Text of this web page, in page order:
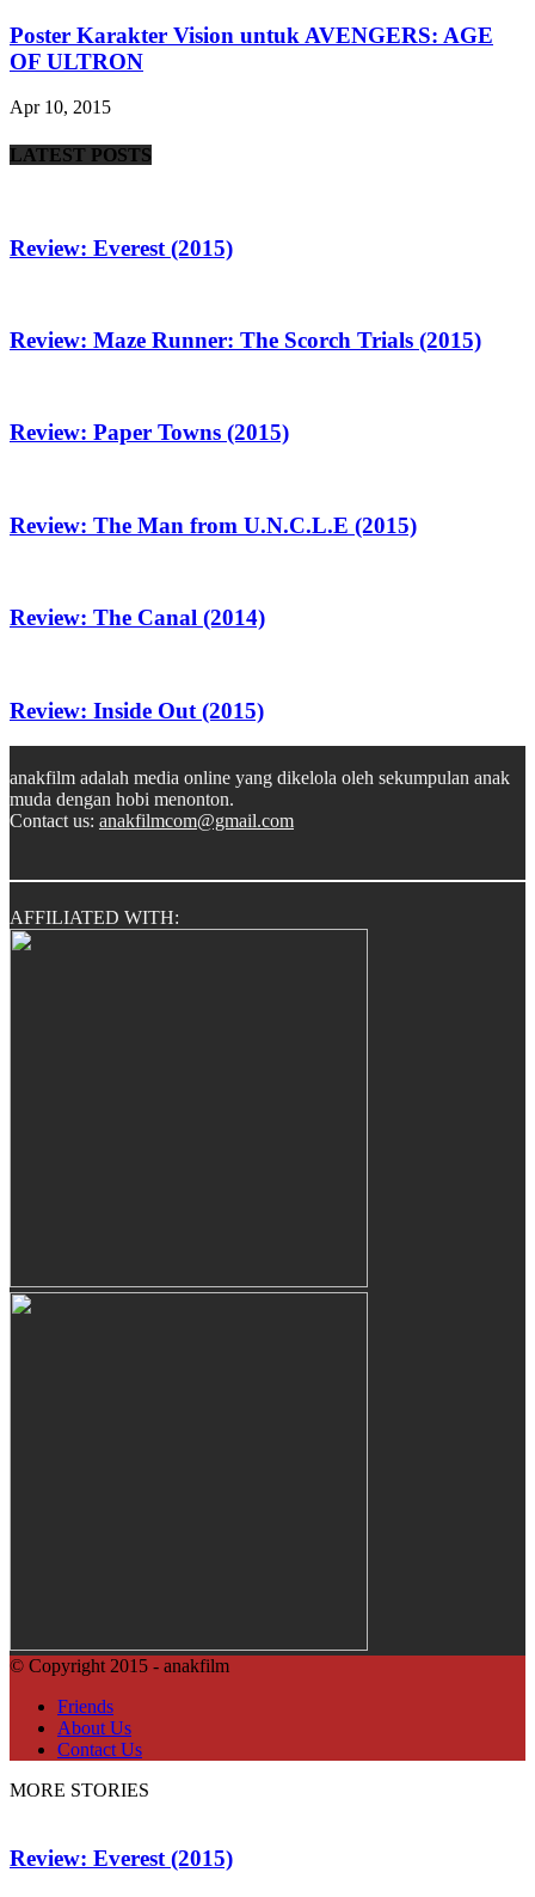
Poster Karakter Vision untuk AVENGERS: AGE
OF ULTRON
Apr 10, 2015
LATEST POSTS
Review: Everest (2015)
Review: Maze Runner: The Scorch Trials (2015)
Review: Paper Towns (2015)
Review: The Man from U.N.C.L.E (2015)
Review: The Canal (2014)
Review: Inside Out (2015)
anakfilm adalah media online yang dikelola oleh sekumpulan anak
muda dengan hobi menonton.
Contact us: anakfilmcom@gmail.com
AFFILIATED WITH:
© Copyright 2015 - anakfilm
Friends
About Us
Contact Us
MORE STORIES
Review: Everest (2015)